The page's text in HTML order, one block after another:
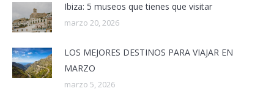
Ibiza: 5 museos que tienes que visitar
marzo 20, 2026
LOS MEJORES DESTINOS PARA VIAJAR EN
MARZO
marzo 5, 2026